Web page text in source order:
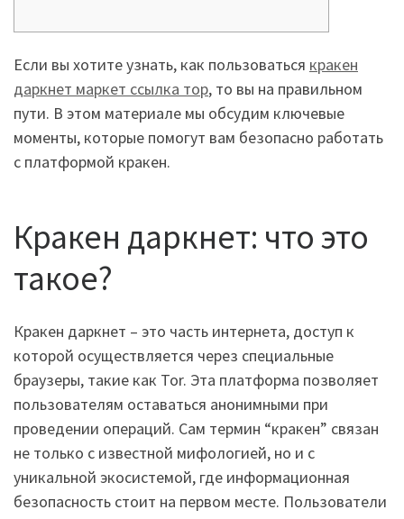
Если вы хотите узнать, как пользоваться кракен
даркнет маркет ссылка тор, то вы на правильном
пути. В этом материале мы обсудим ключевые
моменты, которые помогут вам безопасно работать
с платформой кракен.
Кракен даркнет: что это
такое?
Кракен даркнет – это часть интернета, доступ к
которой осуществляется через специальные
браузеры, такие как Tor. Эта платформа позволяет
пользователям оставаться анонимными при
проведении операций. Сам термин “кракен” связан
не только с известной мифологией, но и с
уникальной экосистемой, где информационная
безопасность стоит на первом месте. Пользователи